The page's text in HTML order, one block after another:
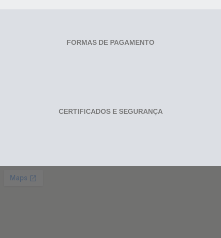
FORMAS DE PAGAMENTO
CERTIFICADOS E SEGURANÇA